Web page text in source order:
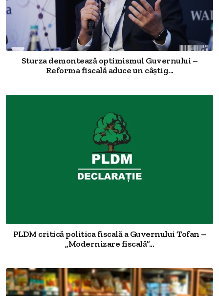
Sturza demontează optimismul Guvernului –
Reforma fiscală aduce un câștig...
PLDM critică politica fiscală a Guvernului Tofan –
„Modernizare fiscală”...